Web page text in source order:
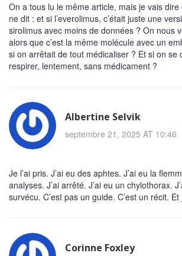
On a tous lu le même article, mais je vais
ne dit : et si l’everolimus, c’était juste une
sirolimus avec moins de données ? On nous
alors que c’est la même molécule avec un
si on arrêtait de tout médicaliser ? Et si on se
respirer, lentement, sans médicament ?
Albertine Selvik
septembre 21, 2025 AT 10:46
Je l’ai pris. J’ai eu des aphtes. J’ai eu la
analyses. J’ai arrêté. J’ai eu un chylothorax.
survécu. C’est pas un guide. C’est un récit.
Corinne Foxley